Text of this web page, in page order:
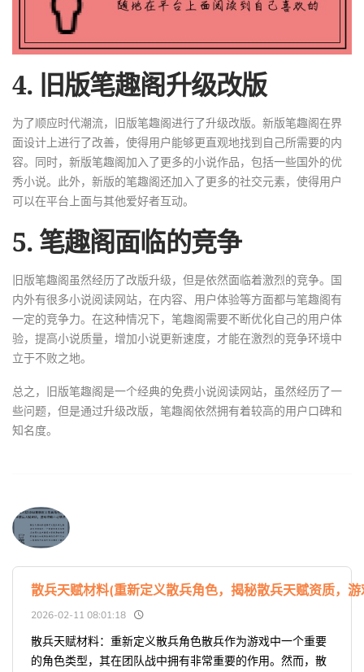
4. 旧版笔趣阁升级改版
为了顺应时代潮流，旧版笔趣阁进行了升级改版。新版笔趣阁在界
面设计上进行了改善，使得用户能够更直观地找到自己所需要的内
容。同时，新版笔趣阁加入了更多的小说作品，包括一些国外的优
秀小说。此外，新版的笔趣阁还加入了更多的社交元素，使得用户
可以在平台上面与其他爱好者互动。
5. 笔趣阁面临的竞争
旧版笔趣阁虽然经历了改版升级，但是依然面临着激烈的竞争。国
内外有很多小说阅读网站，在内容、用户体验等方面都与笔趣阁有
一定的竞争力。在这种情况下，笔趣阁需要不断优化自己的用户体
验，提高小说质量，增加小说更新速度，才能在激烈的竞争环境中
立于不败之地。
总之，旧版笔趣阁是一个经典的免费小说阅读网站，虽然经历了一
些问题，但是通过升级改版，笔趣阁依然拥有着较高的用户口碑和
知名度。
散兵天赋材料(重新定义散兵角色，揭秘散兵天赋资质，
2026-02-11 08:01:18
散兵天赋材料：重新定义散兵角色散兵作为游戏中一个重要
的角色类型，其在团队战中拥有非常重要的作用。然而，散